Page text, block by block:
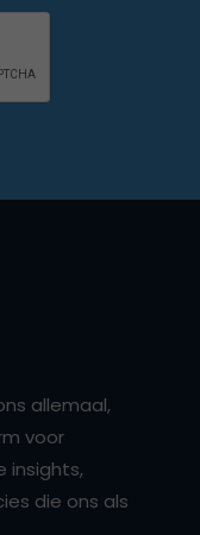
allemaal,
voor
insights,
die ons als